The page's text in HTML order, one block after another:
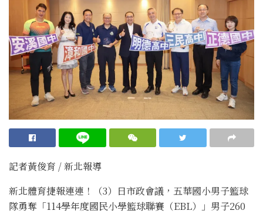
記者黃俊育 / 新北報導
新北體育捷報連連！（3）日市政會議，五華國小男子籃球
隊勇奪「114學年度國民小學籃球聯賽（EBL）」男子260